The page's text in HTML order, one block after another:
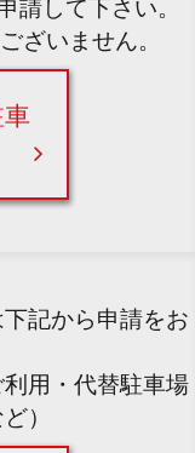
請して下さい。
ざいません。
記から申請をお
利用・代替駐車場
）